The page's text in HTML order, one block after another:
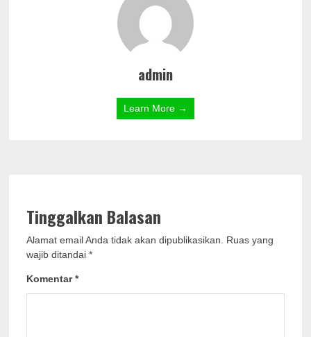
admin
Learn More →
Tinggalkan Balasan
Alamat email Anda tidak akan dipublikasikan. Ruas yang
wajib ditandai*
Komentar*